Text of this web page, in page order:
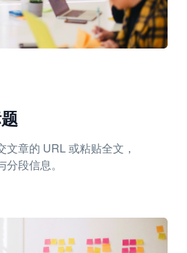
章的 URL 或粘贴全文，
段信息。